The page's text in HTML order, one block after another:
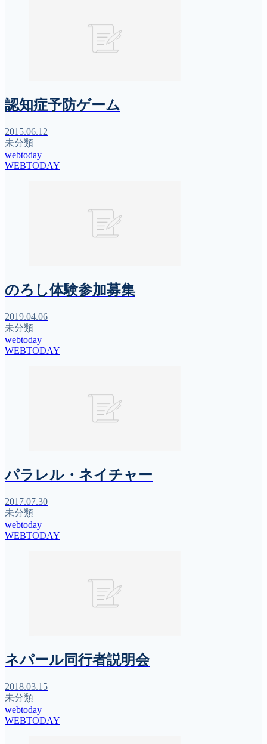
認知症予防ゲーム
2015.06.12
未分類
webtoday
WEBTODAY
のろし体験参加募集
2019.04.06
未分類
webtoday
WEBTODAY
パラレル・ネイチャー
2017.07.30
未分類
webtoday
WEBTODAY
ネパール同行者説明会
2018.03.15
未分類
webtoday
WEBTODAY